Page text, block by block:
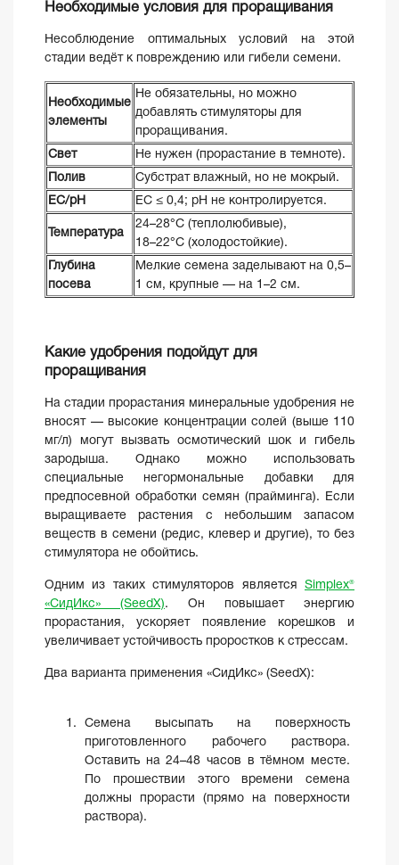
Необходимые условия для проращивания
Несоблюдение оптимальных условий на этой
стадии ведёт к повреждению или гибели семени.
Необходимые
элементы
Не обязательны, но можно
добавлять стимуляторы для
проращивания.
Свет
Не нужен (прорастание в темноте).
Полив
Субстрат влажный, но не мокрый.
ЕС/pH
EC ≤ 0,4; pH не контролируется.
Температура
24–28°C (теплолюбивые),
18–22°C (холодостойкие).
Глубина
посева
Мелкие семена заделывают на 0,5–
1 см, крупные — на 1–2 см.
Какие удобрения подойдут для
проращивания
На стадии прорастания минеральные удобрения не
вносят — высокие концентрации солей (выше 110
мг/л) могут вызвать осмотический шок и гибель
зародыша. Однако можно использовать
специальные негормональные добавки для
предпосевной обработки семян (прайминга). Если
выращиваете растения с небольшим запасом
веществ в семени (редис, клевер и другие), то без
стимулятора не обойтись.
Одним из таких стимуляторов является Simplex®
«СидИкс» (SeedX). Он повышает энергию
прорастания, ускоряет появление корешков и
увеличивает устойчивость проростков к стрессам.
Два варианта применения «СидИкс» (SeedX):
Семена высыпать на поверхность
приготовленного рабочего раствора.
Оставить на 24–48 часов в тёмном месте.
По прошествии этого времени семена
должны прорасти (прямо на поверхности
раствора).